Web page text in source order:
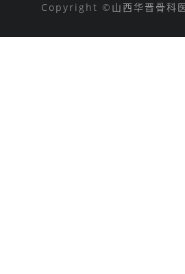
Copyright © 山西华晋骨科